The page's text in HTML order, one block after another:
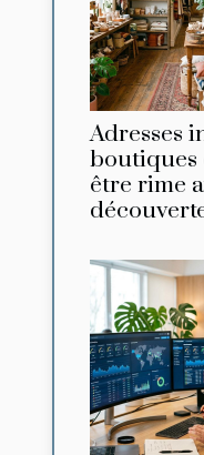
Adresses
boutiques
être rime